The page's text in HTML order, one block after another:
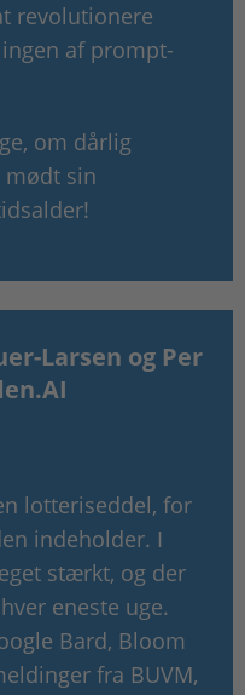
revolutionere
af prompt-
om dårlig
mødt sin
Larsen og Per
lotteriseddel, for
indeholder. I
stærkt, og der
eneste uge.
Bard, Bloom
fra BUVM,